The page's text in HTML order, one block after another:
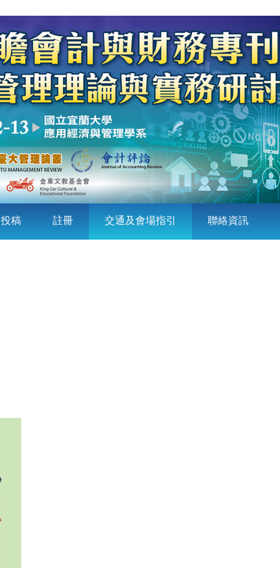
投稿 註冊 交通及會場指引 聯絡資訊